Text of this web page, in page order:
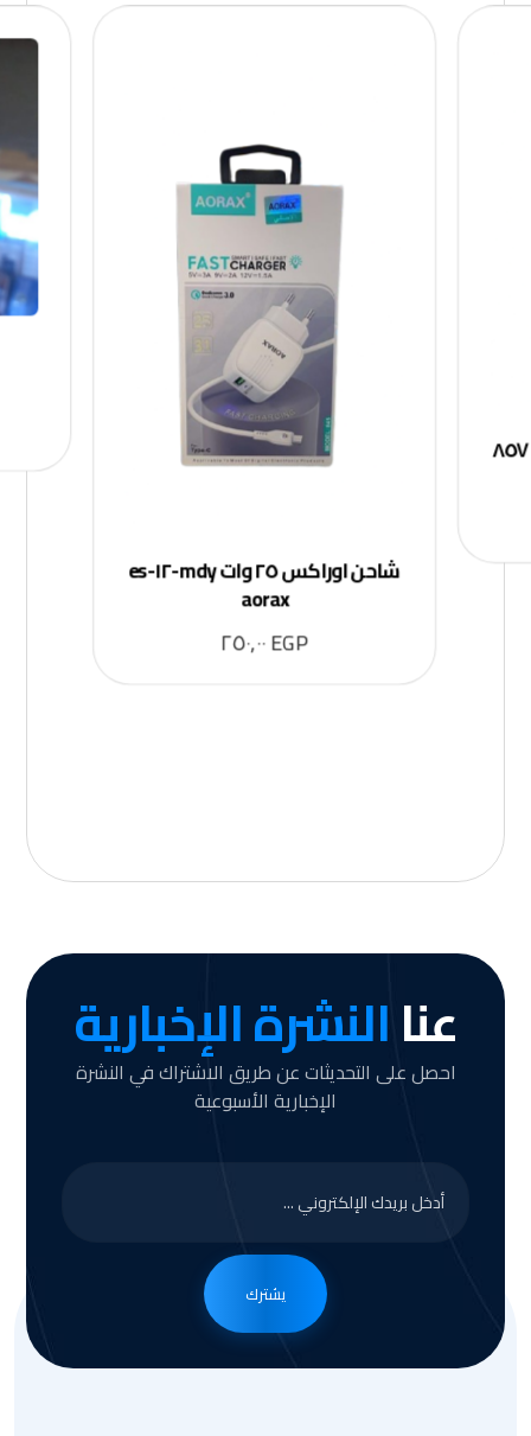
شاحن اوراكس ٢ مخرج model ٨٥٧
شاحن اوراكس ٢٥ وات mdy-١٢-es
aorax
٢٥٠,٠٠EGP
عناالنشرة الإخبارية
احصل على التحديثات عن طريق الاشتراك في النشرة
الإخبارية الأسبوعية
يشترك